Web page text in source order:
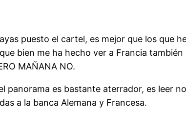
puesto el cartel, es mejor que los que
bien me ha hecho ver a Francia
MAÑANA NO.
panorama es bastante aterrador, es leer
a la banca Alemana y Francesa.